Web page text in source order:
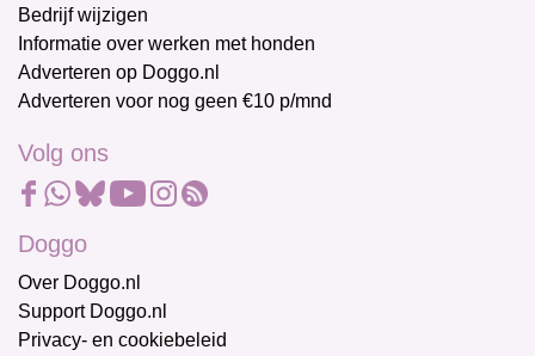
Bedrijf wijzigen
Informatie over werken met honden
Adverteren op Doggo.nl
Adverteren voor nog geen €10 p/mnd
Volg ons
Doggo
Over Doggo.nl
Support Doggo.nl
Privacy- en cookiebeleid